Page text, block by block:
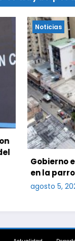
212
Santa
Notinformados